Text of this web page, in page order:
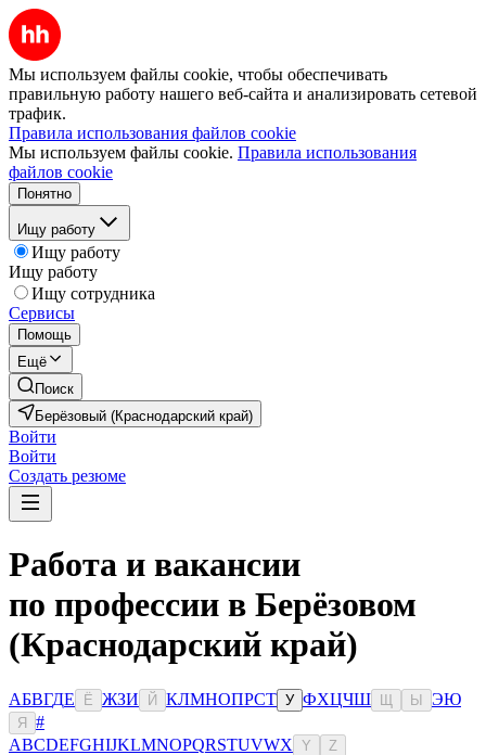
Мы используем файлы cookie, чтобы обеспечивать
правильную работу нашего веб-сайта и анализировать сетевой
трафик.
Правила использования файлов cookie
Мы используем файлы cookie. Правила использования
файлов cookie
Понятно
Ищу работу
Ищу работу
Ищу работу
Ищу сотрудника
Сервисы
Помощь
Ещё
Поиск
Берёзовый (Краснодарский край)
Войти
Войти
Создать резюме
Работа и вакансии
по профессии в Берёзовом
(Краснодарский край)
АБВГДЕ Ё ЖЗИ Й КЛМНОПРСТ У ФХЦЧШ Ы ЭЮ
Я
#
ABCDEFGHIJKLMNOPQRSTUVWX Y Z